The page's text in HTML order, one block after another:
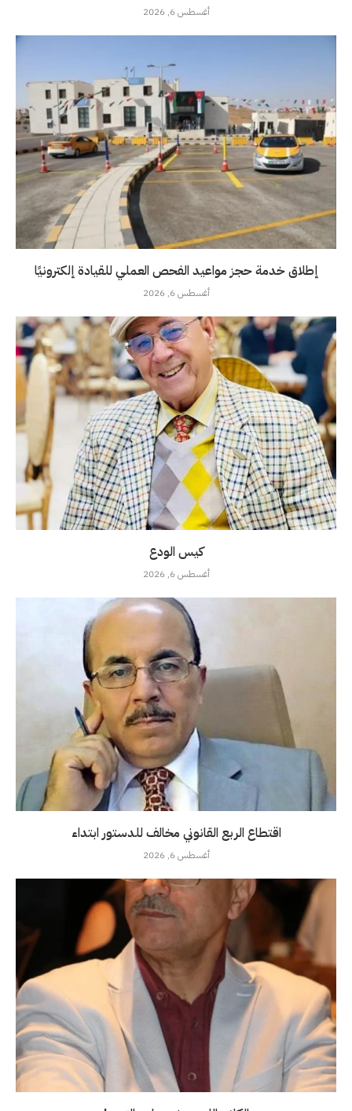
أغسطس 6, 2026
إطلاق خدمة حجز مواعيد الفحص العملي للقيادة إلكترونيًا
أغسطس 6, 2026
كيس الودع
أغسطس 6, 2026
اقتطاع الربع القانوني مخالف للدستور ابتداء
أغسطس 6, 2026